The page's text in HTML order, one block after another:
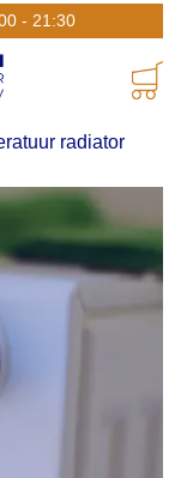
- 21:30
radiator